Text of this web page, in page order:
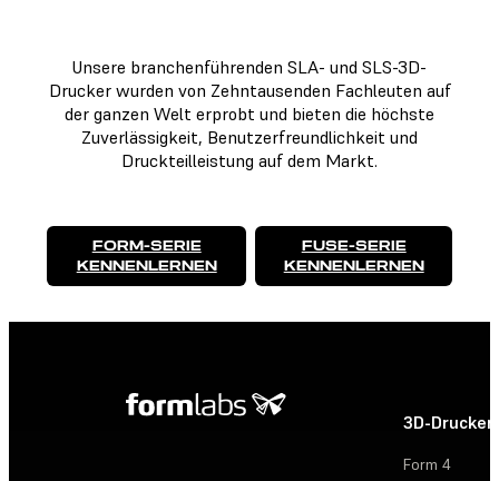
Unsere branchenführenden SLA- und SLS-3D-
Drucker wurden von Zehntausenden Fachleuten auf
der ganzen Welt erprobt und bieten die höchste
Zuverlässigkeit, Benutzerfreundlichkeit und
Druckteilleistung auf dem Markt.
FORM-SERIE
KENNENLERNEN
FUSE-SERIE
KENNENLERNEN
3D-Drucker
Form 4